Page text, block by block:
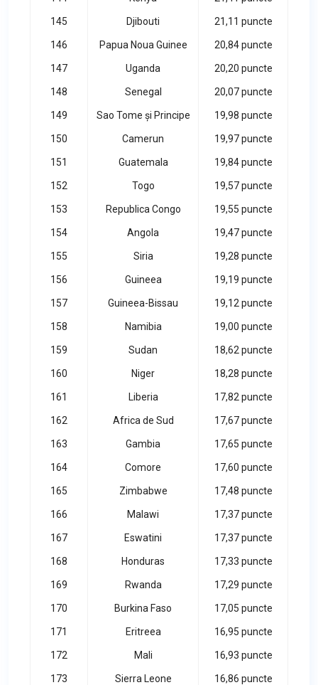
145 Djibouti 21,11 puncte
146 Papua Noua Guinee 20,84 puncte
147 Uganda 20,20 puncte
148 Senegal 20,07 puncte
149 Sao Tome și Principe 19,98 puncte
150 Camerun 19,97 puncte
151 Guatemala 19,84 puncte
152 Togo 19,57 puncte
153 Republica Congo 19,55 puncte
154 Angola 19,47 puncte
155 Siria 19,28 puncte
156 Guineea 19,19 puncte
157 Guineea-Bissau 19,12 puncte
158 Namibia 19,00 puncte
159 Sudan 18,62 puncte
160 Niger 18,28 puncte
161 Liberia 17,82 puncte
162 Africa de Sud 17,67 puncte
163 Gambia 17,65 puncte
164 Comore 17,60 puncte
165 Zimbabwe 17,48 puncte
166 Malawi 17,37 puncte
167 Eswatini 17,37 puncte
168 Honduras 17,33 puncte
169 Rwanda 17,29 puncte
170 Burkina Faso 17,05 puncte
171 Eritreea 16,95 puncte
172 Mali 16,93 puncte
173 Sierra Leone 16,86 puncte